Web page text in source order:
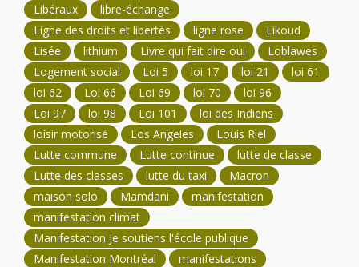
Libéraux
libre-échange
Ligne des droits et libertés
ligne rose
Likoud
Lisée
lithium Livre qui fait dire oui
Loblawes
Logement social
Loi 5 loi 17 loi 21
loi 61
loi 62
Loi 66 Loi 69 loi 70
loi 96
Loi 97
loi 98 Loi 101
loi des Indiens
loisir motorisé
Los Angeles
Louis Riel
Lutte commune
Lutte continue
lutte de classe
Lutte des classes
lutte du taxi
Macron
maison solo
Mamdani
manifestation
manifestation climat
Manifestation Je soutiens l'école publique
Manifestation Montréal
manifestations